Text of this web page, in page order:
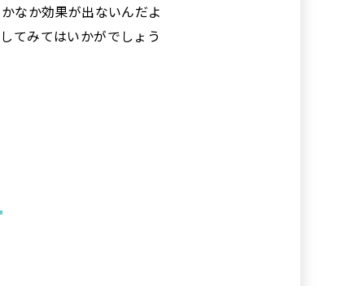
なか効果が出ないんだよ
てみてはいかがでしょう